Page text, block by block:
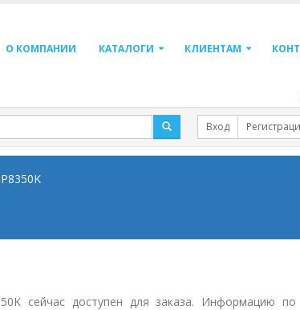
О КОМПАНИИ КАТАЛОГИ КЛИЕНТАМ
Вход
сейчас доступен для заказа. Информацию